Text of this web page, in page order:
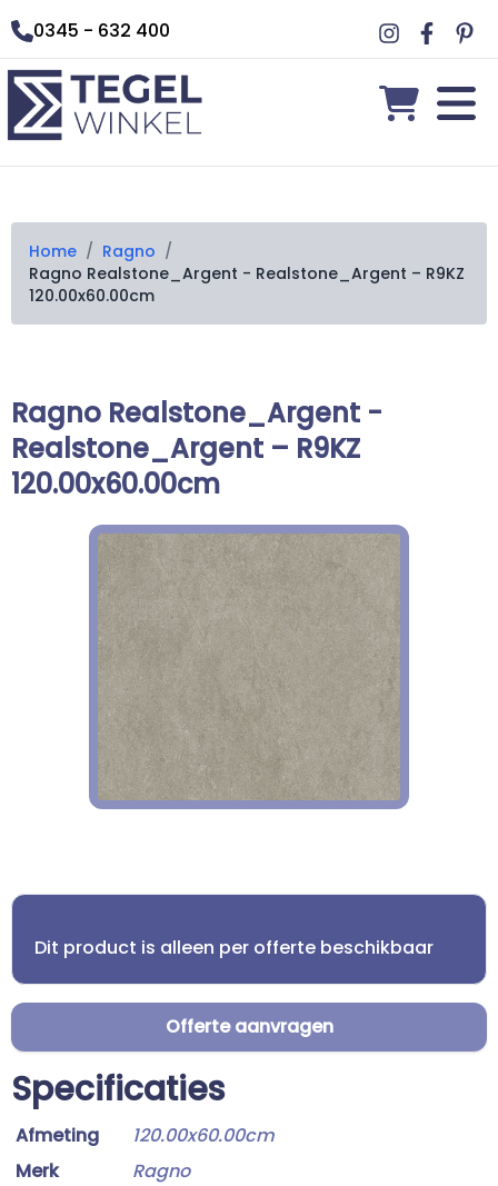
0345 - 632 400
Home / Ragno /
Ragno Realstone_Argent - Realstone_Argent – R9KZ
120.00x60.00cm
Ragno Realstone_Argent -
Realstone_Argent – R9KZ
120.00x60.00cm
Dit product is alleen per offerte beschikbaar
Offerte aanvragen
Specificaties
Afmeting
120.00x60.00cm
Merk
Ragno